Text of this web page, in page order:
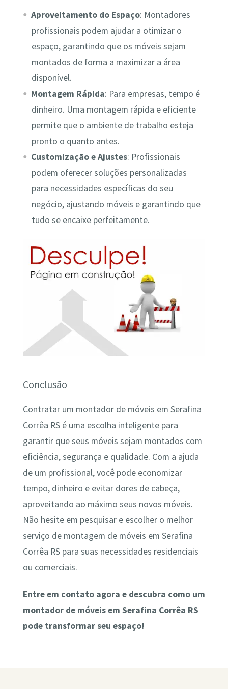
Aproveitamento do Espaço: Montadores
profissionais podem ajudar a otimizar o
espaço, garantindo que os móveis sejam
montados de forma a maximizar a área
disponível.
Montagem Rápida: Para empresas, tempo é
dinheiro. Uma montagem rápida e eficiente
permite que o ambiente de trabalho esteja
pronto o quanto antes.
Customização e Ajustes: Profissionais
podem oferecer soluções personalizadas
para necessidades específicas do seu
negócio, ajustando móveis e garantindo que
tudo se encaixe perfeitamente.
Conclusão
Contratar um montador de móveis em Serafina
Corrêa RS é uma escolha inteligente para
garantir que seus móveis sejam montados com
eficiência, segurança e qualidade. Com a ajuda
de um profissional, você pode economizar
tempo, dinheiro e evitar dores de cabeça,
aproveitando ao máximo seus novos móveis.
Não hesite em pesquisar e escolher o melhor
serviço de montagem de móveis em Serafina
Corrêa RS para suas necessidades residenciais
ou comerciais.
Entre em contato agora e descubra como um
montador de móveis em Serafina Corrêa RS
pode transformar seu espaço!